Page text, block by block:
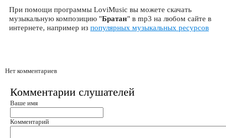
При помощи программы LoviMusic вы можете скачать
музыкальную композицию "Братан" в mp3 на любом сайте в
интернете, например из популярных музыкальных ресурсов
Нет комментариев
Комментарии слушателей
Ваше имя
Комментарий